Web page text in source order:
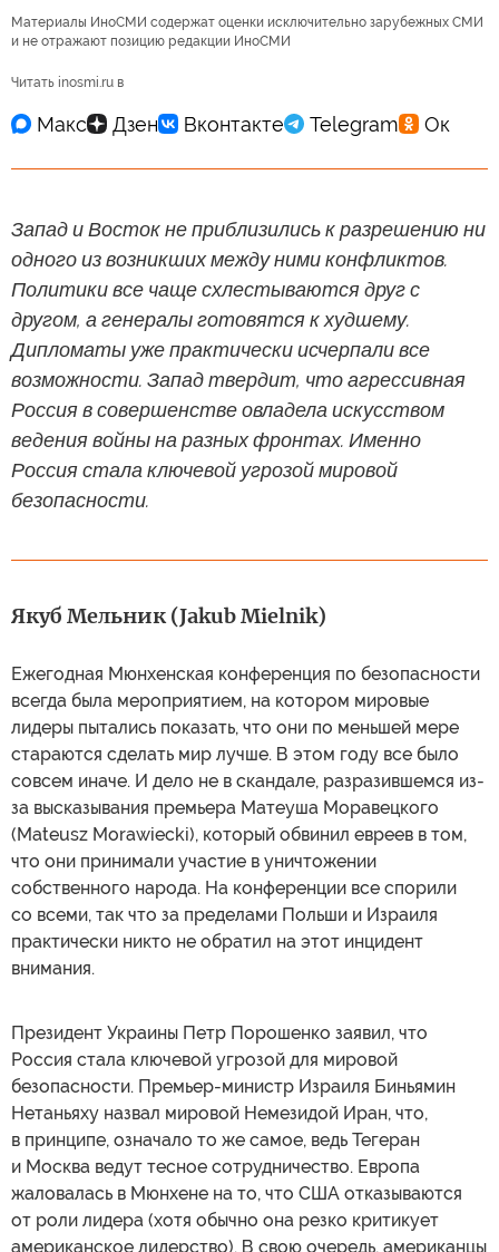
Материалы ИноСМИ содержат оценки исключительно зарубежных СМИ
и не отражают позицию редакции ИноСМИ
Читать inosmi.ru в
Запад и Восток не приблизились к разрешению ни
одного из возникших между ними конфликтов.
Политики все чаще схлестываются друг с
другом, а генералы готовятся к худшему.
Дипломаты уже практически исчерпали все
возможности. Запад твердит, что агрессивная
Россия в совершенстве овладела искусством
ведения войны на разных фронтах. Именно
Россия стала ключевой угрозой мировой
безопасности.
Якуб Мельник (Jakub Mielnik)
Ежегодная Мюнхенская конференция по безопасности
всегда была мероприятием, на котором мировые
лидеры пытались показать, что они по меньшей мере
стараются сделать мир лучше. В этом году все было
совсем иначе. И дело не в скандале, разразившемся из-
за высказывания премьера Матеуша Моравецкого
(Mateusz Morawiecki), который обвинил евреев в том,
что они принимали участие в уничтожении
собственного народа. На конференции все спорили
со всеми, так что за пределами Польши и Израиля
практически никто не обратил на этот инцидент
внимания.
Президент Украины Петр Порошенко заявил, что
Россия стала ключевой угрозой для мировой
безопасности. Премьер-министр Израиля Биньямин
Нетаньяху назвал мировой Немезидой Иран, что,
в принципе, означало то же самое, ведь Тегеран
и Москва ведут тесное сотрудничество. Европа
жаловалась в Мюнхене на то, что США отказываются
от роли лидера (хотя обычно она резко критикует
американское лидерство). В свою очередь, американцы